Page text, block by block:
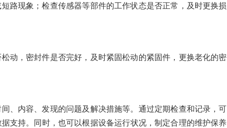
路现象；检查传感器等部件的工作状态是否正常，及时更换损
动，密封件是否完好，及时紧固松动的紧固件，更换老化的密
、内容、发现的问题及解决措施等。通过定期检查和记录，可
支持。同时，也可以根据设备运行状况，制定合理的维护保养